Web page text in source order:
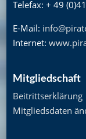
Telefax: + 49
E-Mail:
Internet:
Mitgliedschaft
Beitrittserklärung
Mitgliedsdaten